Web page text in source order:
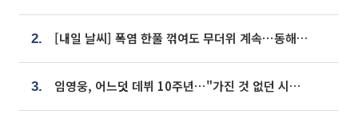
2. [내일 날씨] 폭염 한풀 꺾여도 무더위 계속⋯동해안 이틀 연속 비
3. 임영웅, 어느덧 데뷔 10주년⋯"가진 것 없던 시절, 내 앞엔 20명의 팬뿐"